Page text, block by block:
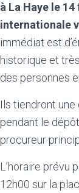
à La Haye le
internationale
immédiat est
historique et
des personnes
Ils tiendront
pendant le
procureur
L’horaire prévu
12h00 sur la